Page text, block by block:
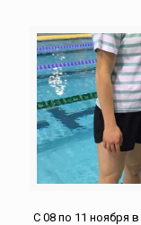
С 08 по 11 ноября